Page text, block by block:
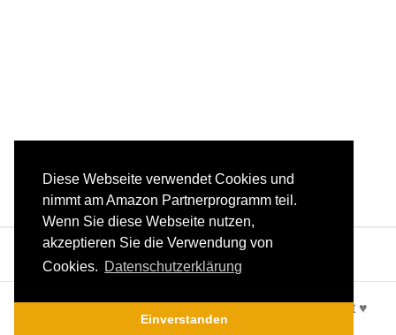
Diese Webseite verwendet Cookies und
nimmt am Amazon Partnerprogramm teil.
Wenn Sie diese Webseite nutzen,
akzeptieren Sie die Verwendung von
Cookies. Datenschutzerklärung
Einverstanden
Alles für die Küche, Küchenschrankeinrichtung – Mit ♥
gemacht |Datenschutz